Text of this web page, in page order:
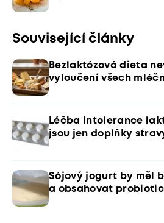
Související články
Bezlaktózová dieta
vyloučení všech
Léčba intolerance
jsou jen doplňky
Sójový jogurt by měl
a obsahovat